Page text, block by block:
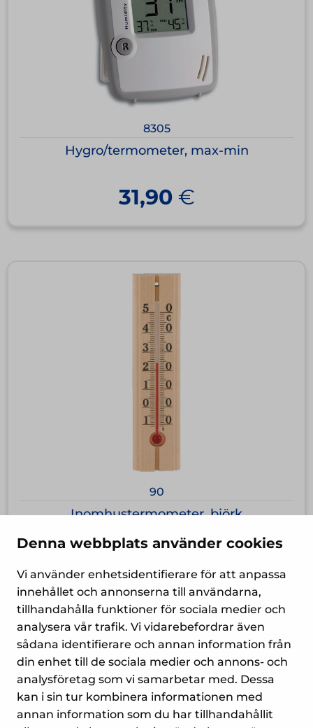
Denna webbplats använder cookies
Vi använder enhetsidentifierare för att anpassa
innehållet och annonserna till användarna,
tillhandahålla funktioner för sociala medier och
analysera vår trafik. Vi vidarebefordrar även
sådana identifierare och annan information från
din enhet till de sociala medier och annons- och
analysföretag som vi samarbetar med. Dessa
kan i sin tur kombinera informationen med
annan information som du har tillhandahållit
8305
Hygro/termometer, max-min
31,90 €
90
Inomhustermometer, björk